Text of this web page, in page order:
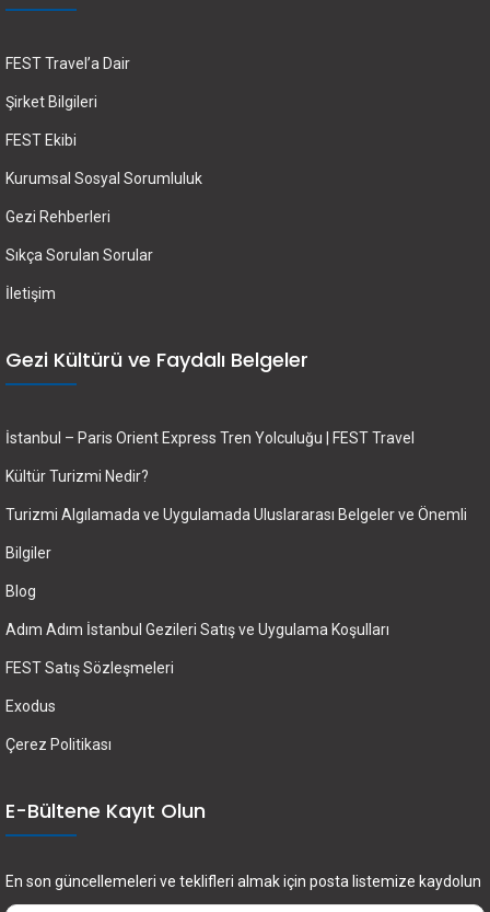
FEST Travel’a Dair
Şirket Bilgileri
FEST Ekibi
Kurumsal Sosyal Sorumluluk
Gezi Rehberleri
Sıkça Sorulan Sorular
İletişim
Gezi Kültürü ve Faydalı Belgeler
İstanbul – Paris Orient Express Tren Yolculuğu | FEST Travel
Kültür Turizmi Nedir?
Turizmi Algılamada ve Uygulamada Uluslararası Belgeler ve Önemli
Bilgiler
Blog
Adım Adım İstanbul Gezileri Satış ve Uygulama Koşulları
FEST Satış Sözleşmeleri
Exodus
Çerez Politikası
E-Bültene Kayıt Olun
En son güncellemeleri ve teklifleri almak için posta listemize kaydolun